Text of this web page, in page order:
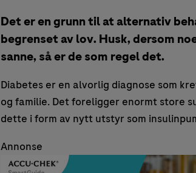
Det er en grunn til at alternativ
begrenset av lov. Husk, dersom
sanne, så er de som regel det.
Diabetes er en alvorlig diagnose som
og familie. Det foreligger enormt store
dette i form av nytt utstyr som
Annonse